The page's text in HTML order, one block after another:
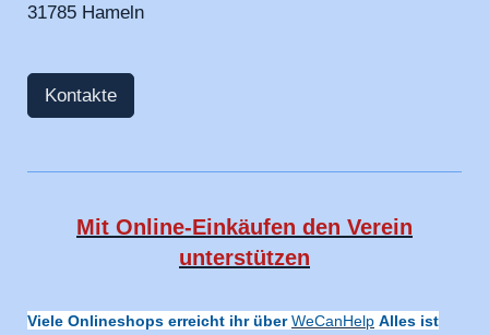
31785 Hameln
Kontakte
Mit Online-Einkäufen den Verein
unterstützen
Viele Onlineshops erreicht ihr über WeCanHelp Alles ist